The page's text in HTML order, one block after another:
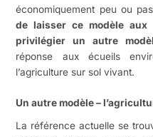
économiquement peu ou
de laisser ce modèle
privilégier un autre
réponse aux écueils
l’agriculture sur sol vivant.
Un autre modèle –
La référence actuelle se